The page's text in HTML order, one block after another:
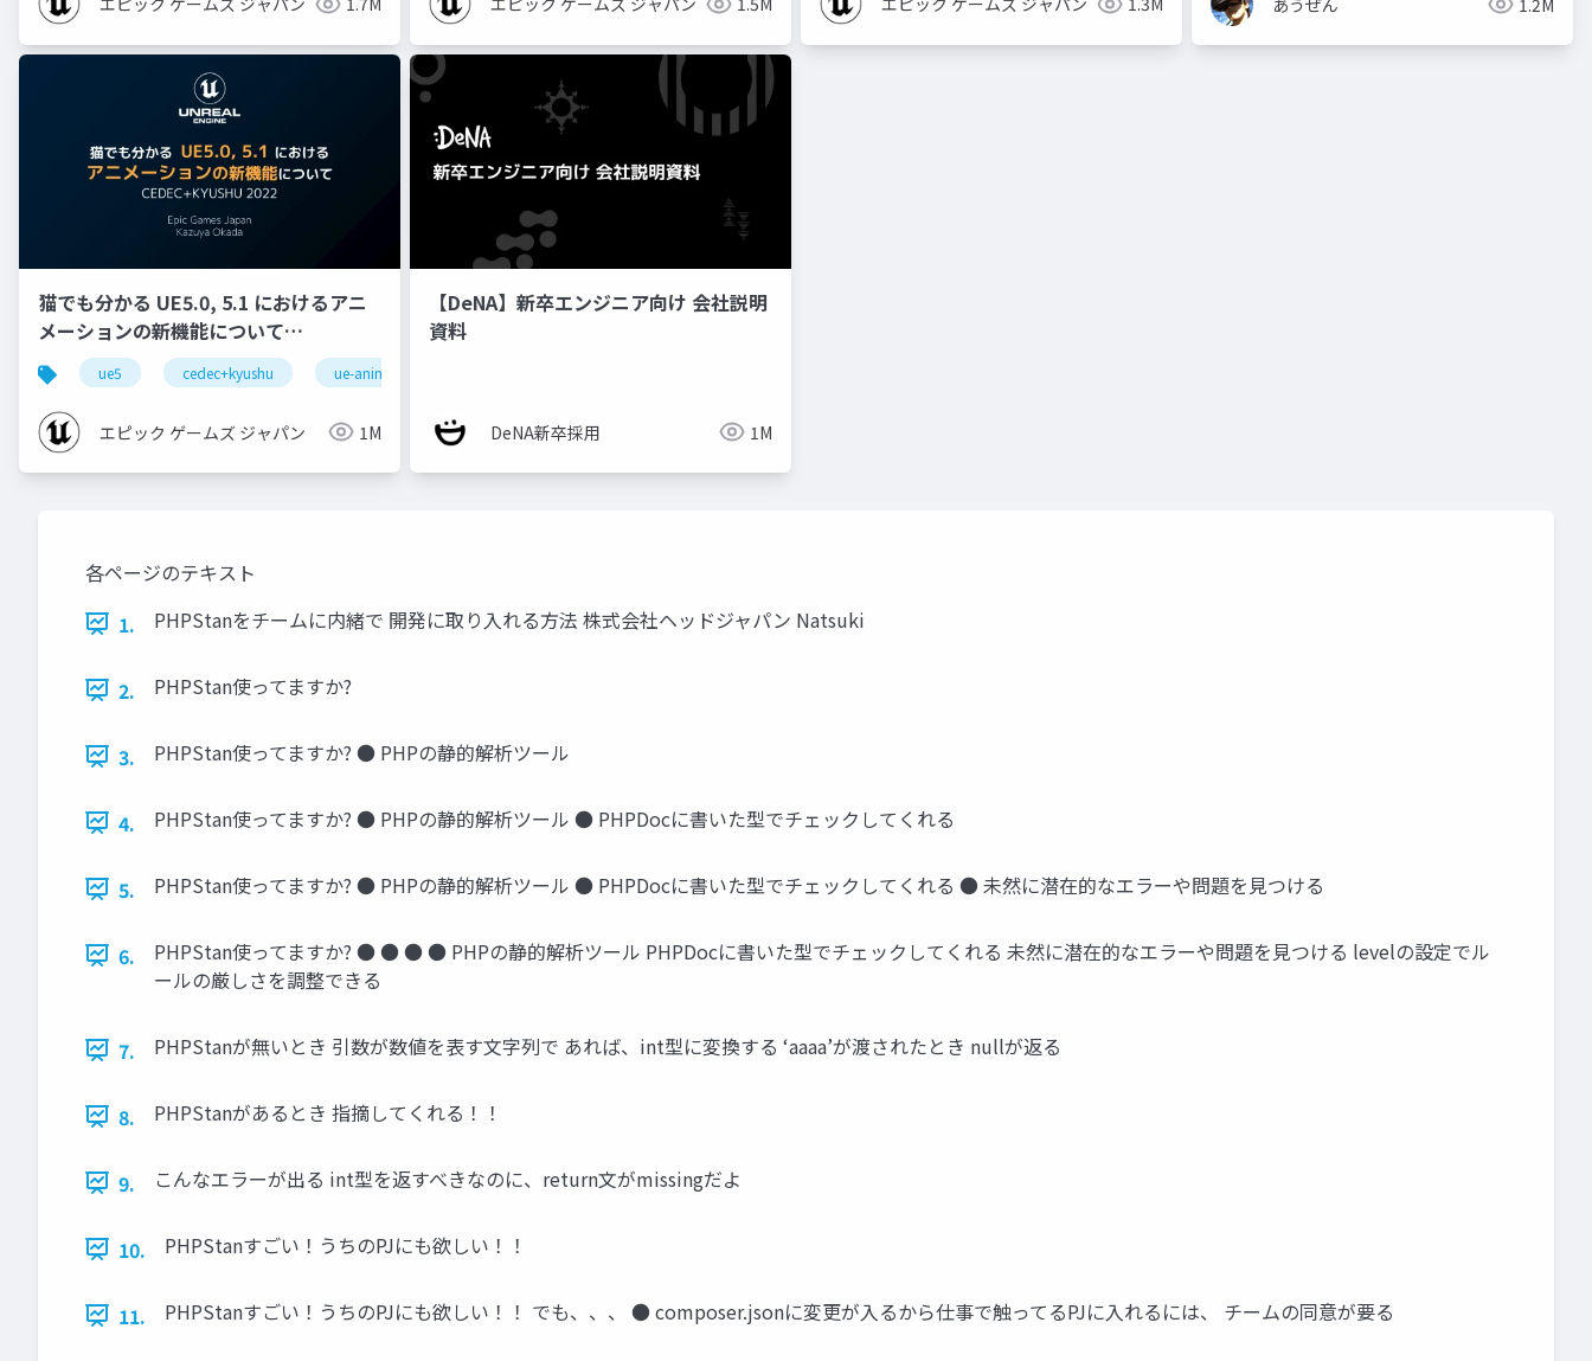
猫でも分かる UE5.0, 5.1 におけるアニ
メーションの新機能について
【CEDEC+KYUSHU 2022】
ue5 cedec+kyushu ue-animation
エピック ゲームズ ジャパン 1M
【DeNA】新卒エンジニア向け 会社説明
資料
DeNA新卒採用 1M
各ページのテキスト
1.
PHPStanをチームに内緒で 開発に取り入れる方法 株式会社ヘッドジャパン Natsuki
2. PHPStan使ってますか?
3. PHPStan使ってますか? ● PHPの静的解析ツール
4. PHPStan使ってますか? ● PHPの静的解析ツール ● PHPDocに書いた型でチェックしてくれる
5. PHPStan使ってますか? ● PHPの静的解析ツール ● PHPDocに書いた型でチェックしてくれる ● 未然に潜在的なエラーや問題を見つける
6.
PHPStan使ってますか? ● ● ● ● PHPの静的解析ツール PHPDocに書いた型でチェックしてくれる 未然に潜在的なエラーや問題を見つける levelの設定でル
ールの厳しさを調整できる
7. PHPStanが無いとき 引数が数値を表す文字列で あれば、int型に変換する ‘aaaa’が渡されたとき nullが返る
8. PHPStanがあるとき 指摘してくれる！！
9. こんなエラーが出る int型を返すべきなのに、return文がmissingだよ
10. PHPStanすごい！うちのPJにも欲しい！！
11. PHPStanすごい！うちのPJにも欲しい！！ でも、、、 ● composer.jsonに変更が入るから仕事で触ってるPJに入れるには、 チームの同意が要る